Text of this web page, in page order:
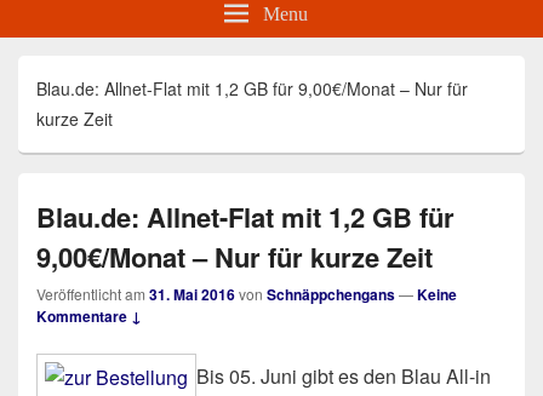
Menu
Blau.de: Allnet-Flat mit 1,2 GB für 9,00€/Monat – Nur für
kurze Zeit
Blau.de: Allnet-Flat mit 1,2 GB für
9,00€/Monat – Nur für kurze Zeit
Veröffentlicht am 31. Mai 2016von Schnäppchengans—Keine
Kommentare ↓
Bis 05. Juni gibt es den Blau All-in